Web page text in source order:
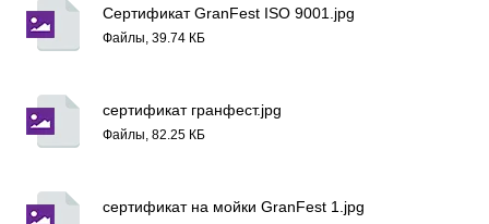
Сертификат GranFest ISO 9001.jpg
Файлы, 39.74 КБ
сертификат гранфест.jpg
Файлы, 82.25 КБ
сертификат на мойки GranFest 1.jpg